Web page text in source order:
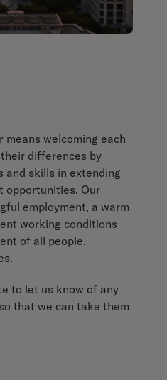
welcoming each
differences by
and skills in extending
opportunities. Our
employment, a warm
working conditions
of all people,
to let us know of any
that we can take them